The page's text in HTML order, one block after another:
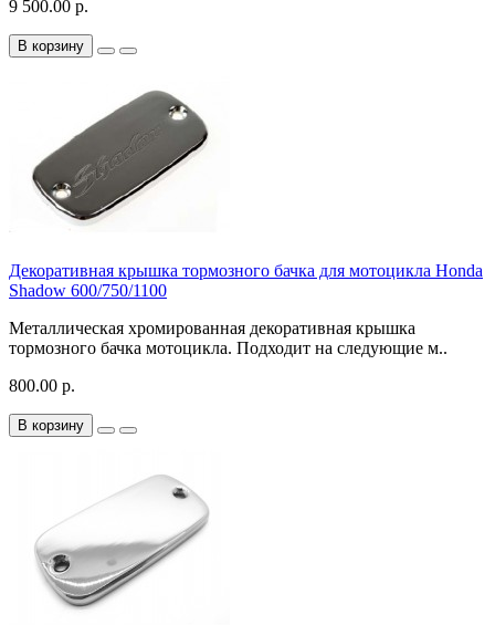
9 500.00 р.
В корзину
Декоративная крышка тормозного бачка для мотоцикла Honda
Shadow 600/750/1100
Металлическая хромированная декоративная крышка
тормозного бачка мотоцикла. Подходит на следующие м..
800.00 р.
В корзину